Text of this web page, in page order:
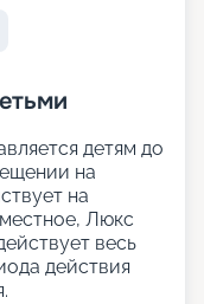
детям до
на
на
Люкс
весь
действия